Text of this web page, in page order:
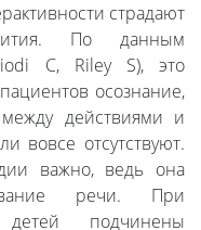
страдают
По данным
C, Riley S), это
осознание,
действиями и
вовсе отсутствуют.
важно, ведь она
речи. При
детей подчинены